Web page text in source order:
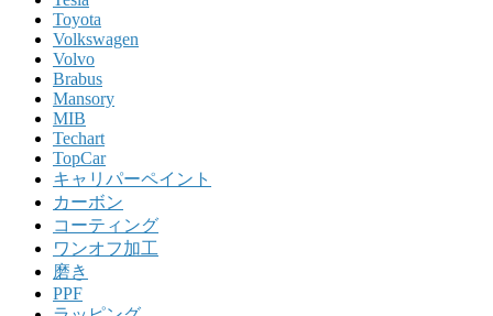
Toyota
Volkswagen
Volvo
Brabus
Mansory
MIB
Techart
TopCar
キャリパーペイント
カーボン
コーティング
ワンオフ加工
磨き
PPF